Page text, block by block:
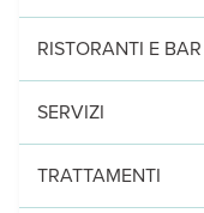
Leggi Tutto
Tutte le camere
RISTORANTI E BAR
Ristorante con
SERVIZI
“Cavallino
TRATTAMENTI